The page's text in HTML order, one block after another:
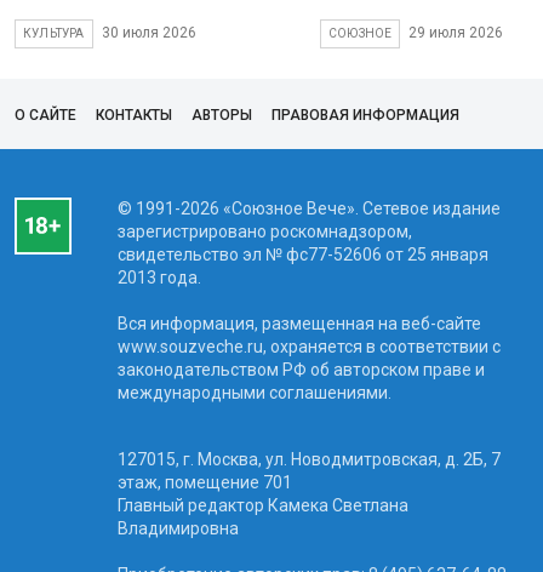
КУЛЬТУРА 30 июля 2026 СОЮЗНОЕ 29 июля 2026
О САЙТЕ КОНТАКТЫ АВТОРЫ ПРАВОВАЯ ИНФОРМАЦИЯ
© 1991-2026 «Союзное Вече». Сетевое издание
зарегистрировано роскомнадзором,
свидетельство эл № фc77-52606 от 25 января
2013 года.
Вся информация, размещенная на веб-сайте
www.souzveche.ru, охраняется в соответствии с
законодательством РФ об авторском праве и
международными соглашениями.
127015, г. Москва, ул. Новодмитровская, д. 2Б, 7
этаж, помещение 701
Главный редактор Камека Светлана
Владимировна